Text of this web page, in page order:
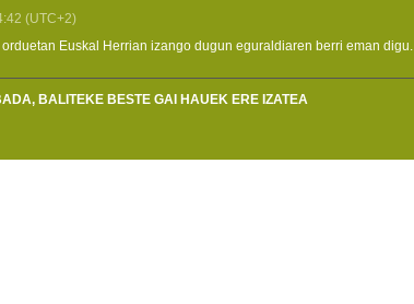
(UTC+2)
Euskal Herrian izango dugun eguraldiaren berri eman digu.
BALITEKE BESTE GAI HAUEK ERE IZATEA